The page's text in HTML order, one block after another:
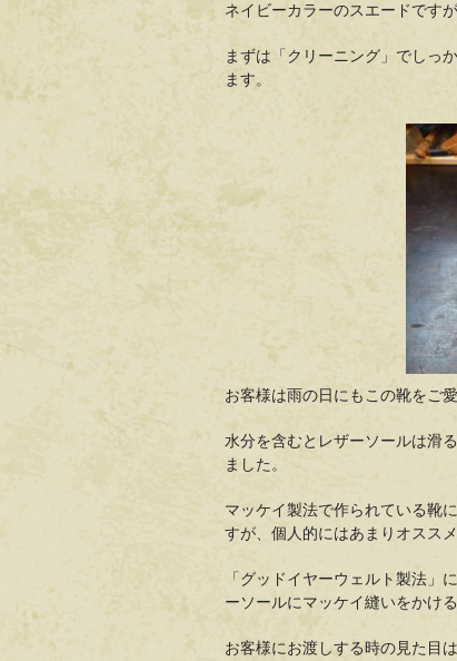
ネイビーカラーのスエードです
まずは「クリーニング」でしっ
ます。
お客様は雨の日にもこの靴をご
水分を含むとレザーソールは滑
ました。
マッケイ製法で作られている靴
すが、個人的にはあまりオスス
「グッドイヤーウェルト製法」
ーソールにマッケイ縫いをかけ
お客様にお渡しする時の見た目